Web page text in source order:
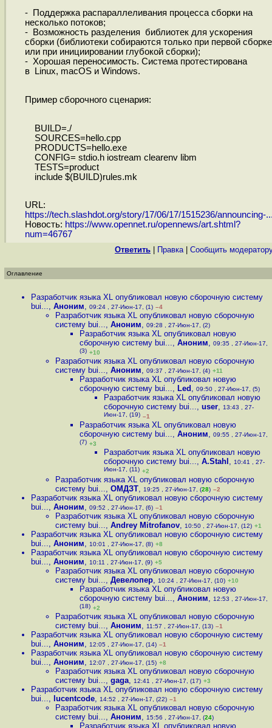
- Поддержка распараллеливания процесса сборки на
несколько потоков;
- Возможность разделения библиотек для ускорения
сборки (библиотеки собираются только при первой сборке
или при инициировании глубокой сборки);
- Хорошая переносимость. Система протестирована
в Linux, macOS и Windows.
Пример сборочного сценария:
BUILD=./
SOURCES=hello.cpp
PRODUCTS=hello.exe
CONFIG= stdio.h iostream clearenv libm
TESTS=product
include $(BUILD)rules.mk
URL:
https://tech.slashdot.org/story/17/06/17/1515236/announcing-
Новость: https://www.opennet.ru/opennews/art.shtml?
num=46767
Ответить Правка| Cообщить
Оглавление
Разработчик языка XL опубликовал новую сборочную систему
bui..., Аноним, 09:24 , 27-Июн-17, (1) –4
Разработчик языка XL опубликовал новую сборочную
систему bui..., Аноним, 09:28 , 27-Июн-17, (2)
Разработчик языка XL опубликовал новую
сборочную систему bui..., Аноним, 09:35 , 27-Июн-17,
(3) +10
Разработчик языка XL опубликовал новую сборочную
систему bui..., Аноним, 09:37 , 27-Июн-17, (4) +11
Разработчик языка XL опубликовал новую
сборочную систему bui..., Led , 09:50 , 27-Июн-17, (5)
Разработчик языка XL опубликовал новую
сборочную систему bui..., user, 13:43 , 27-
Июн-17, (19) –1
Разработчик языка XL опубликовал новую
сборочную систему bui..., Аноним, 09:55 , 27-Июн-17,
(7) +3
Разработчик языка XL опубликовал новую
сборочную систему bui..., A.Stahl , 10:41 , 27-
Июн-17, (11) +2
Разработчик языка XL опубликовал новую сборочную
систему bui..., ОМДЗТ, 19:25 , 27-Июн-17, (28) –2
Разработчик языка XL опубликовал новую сборочную систему
bui..., Аноним, 09:52 , 27-Июн-17, (6) –1
Разработчик языка XL опубликовал новую сборочную
систему bui..., Andrey Mitrofanov, 10:50 , 27-Июн-17, (12) +1
Разработчик языка XL опубликовал новую сборочную систему
bui..., Аноним, 10:01 , 27-Июн-17, (8) +8
Разработчик языка XL опубликовал новую сборочную систему
bui..., Аноним, 10:11 , 27-Июн-17, (9) +5
Разработчик языка XL опубликовал новую сборочную
систему bui..., Девелопер, 10:24 , 27-Июн-17, (10) +10
Разработчик языка XL опубликовал новую
сборочную систему bui..., Аноним, 12:53 , 27-Июн-17,
(18) +2
Разработчик языка XL опубликовал новую сборочную
систему bui..., Аноним, 11:57 , 27-Июн-17, (13) –1
Разработчик языка XL опубликовал новую сборочную систему
bui..., Аноним, 12:05 , 27-Июн-17, (14) –1
Разработчик языка XL опубликовал новую сборочную систему
bui..., Аноним, 12:07 , 27-Июн-17, (15) +8
Разработчик языка XL опубликовал новую сборочную
систему bui..., gaga, 12:41 , 27-Июн-17, (17) +3
Разработчик языка XL опубликовал новую сборочную систему
bui..., lucentcode, 14:52 , 27-Июн-17, (22) –1
Разработчик языка XL опубликовал новую сборочную
систему bui..., Аноним, 15:56 , 27-Июн-17, (24)
Разработчик языка XL опубликовал новую